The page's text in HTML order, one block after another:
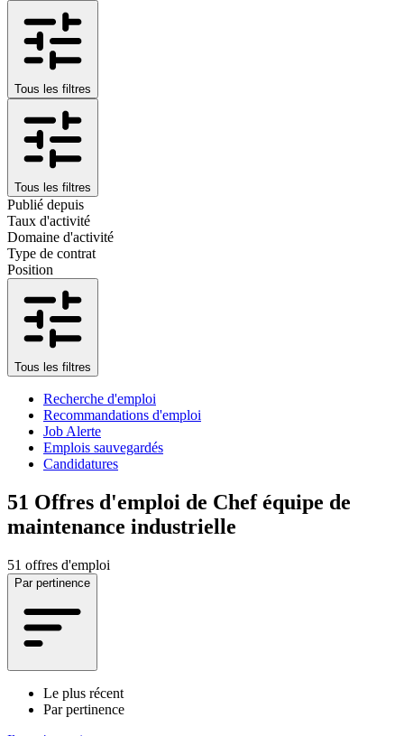
Tous les filtres
Tous les filtres
Publié depuis
Taux d'activité
Domaine d'activité
Type de contrat
Position
Tous les filtres
Recherche d'emploi
Recommandations d'emploi
Job Alerte
Emplois sauvegardés
Candidatures
51 Offres d'emploi de Chef équipe de
maintenance industrielle
51 offres d'emploi
Par pertinence
Le plus récent
Par pertinence